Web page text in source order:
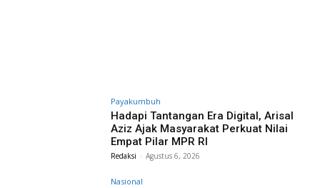
Payakumbuh
Hadapi Tantangan Era Digital, Arisal
Aziz Ajak Masyarakat Perkuat Nilai
Empat Pilar MPR RI
Redaksi - Agustus 6, 2026
Nasional